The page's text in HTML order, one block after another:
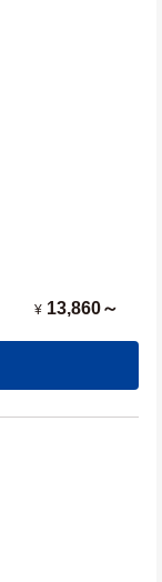
¥ 13,860～